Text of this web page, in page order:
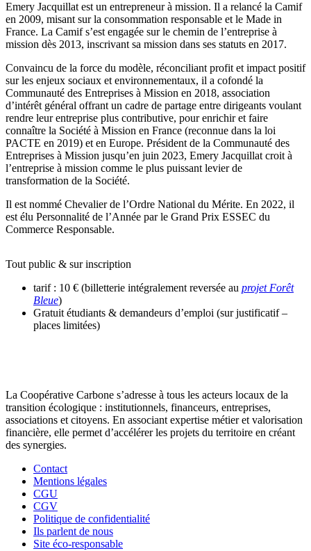
Emery Jacquillat est un entrepreneur à mission. Il a relancé la Camif
en 2009, misant sur la consommation responsable et le Made in
France. La Camif s’est engagée sur le chemin de l’entreprise à
mission dès 2013, inscrivant sa mission dans ses statuts en 2017.
Convaincu de la force du modèle, réconciliant profit et impact positif
sur les enjeux sociaux et environnementaux, il a cofondé la
Communauté des Entreprises à Mission en 2018, association
d’intérêt général offrant un cadre de partage entre dirigeants voulant
rendre leur entreprise plus contributive, pour enrichir et faire
connaître la Société à Mission en France (reconnue dans la loi
PACTE en 2019) et en Europe. Président de la Communauté des
Entreprises à Mission jusqu’en juin 2023, Emery Jacquillat croit à
l’entreprise à mission comme le plus puissant levier de
transformation de la Société.
Il est nommé Chevalier de l’Ordre National du Mérite. En 2022, il
est élu Personnalité de l’Année par le Grand Prix ESSEC du
Commerce Responsable.
Tout public & sur inscription
tarif : 10 € (billetterie intégralement reversée au projet Forêt
Bleue)
Gratuit étudiants & demandeurs d’emploi (sur justificatif –
places limitées)
La Coopérative Carbone s’adresse à tous les acteurs locaux de la
transition écologique : institutionnels, financeurs, entreprises,
associations et citoyens. En associant expertise métier et valorisation
financière, elle permet d’accélérer les projets du territoire en créant
des synergies.
Contact
Mentions légales
CGU
CGV
Politique de confidentialité
Ils parlent de nous
Site éco-responsable